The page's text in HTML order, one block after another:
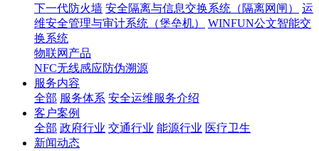
下一代防火墙 安全隔离与信息交换系统（隔离网闸）
运
维安全管理与审计系统（堡垒机）
WINFUN公文智能交
换系统
物联网产品
NFC无线感应防伪溯源
服务内容
全部 服务体系 安全运维服务介绍
客户案例
全部 政府行业 交通行业 能源行业 医疗卫生
新闻动态